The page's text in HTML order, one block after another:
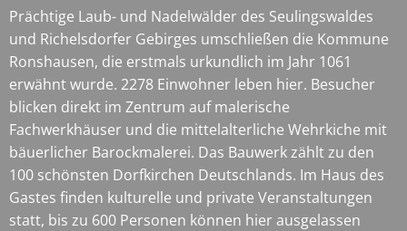
Prächtige Laub- und Nadelwälder des Seulingswaldes
und Richelsdorfer Gebirges umschließen die Kommune
Ronshausen, die erstmals urkundlich im Jahr 1061
erwähnt wurde. 2278 Einwohner leben hier. Besucher
blicken direkt im Zentrum auf malerische
Fachwerkhäuser und die mittelalterliche Wehrkiche mit
bäuerlicher Barockmalerei. Das Bauwerk zählt zu den
100 schönsten Dorfkirchen Deutschlands. Im Haus des
Gastes finden kulturelle und private Veranstaltungen
statt, bis zu 600 Personen können hier ausgelassen